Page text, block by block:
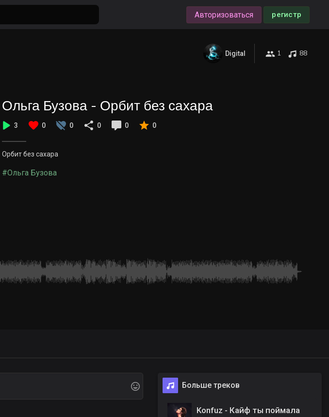
Авторизоваться регистр
Digital 1 88
Ольга Бузова - Орбит без сахара
3 0 0 0 0 0
Орбит без сахара
#Ольга Бузова
Больше треков
Konfuz - Кайф ты поймала